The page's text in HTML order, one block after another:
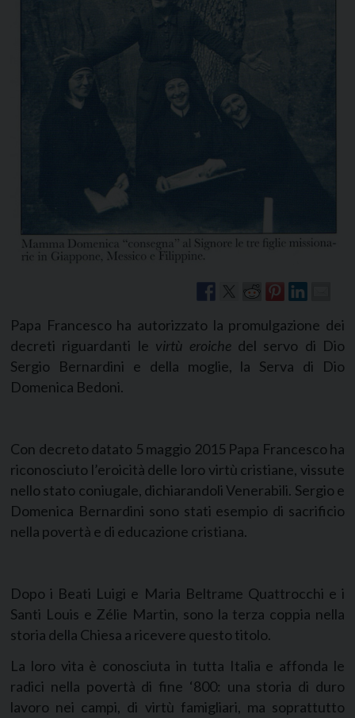
Papa Francesco ha autorizzato la promulgazione dei
decreti riguardanti le virtù eroichedel servo di Dio
Sergio Bernardini e della moglie, la Serva di Dio
Domenica Bedoni.
Con decreto datato 5 maggio 2015 Papa Francesco ha
riconosciuto l’eroicità delle loro virtù cristiane, vissute
nello stato coniugale, dichiarandoli Venerabili. Sergio e
Domenica Bernardini sono stati esempio di sacrificio
nella povertà e di educazione cristiana.
Dopo i Beati Luigi e Maria Beltrame Quattrocchi e i
Santi Louis e Zélie Martin, sono la terza coppia nella
storia della Chiesa a ricevere questo titolo.
La loro vita è conosciuta in tutta Italia e affonda le
radici nella povertà di fine ‘800: una storia di duro
lavoro nei campi, di virtù famigliari, ma soprattutto